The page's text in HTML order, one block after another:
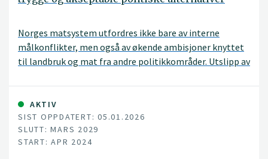
Norges matsystem utfordres ikke bare av interne
målkonflikter, men også av økende ambisjoner knyttet
til landbruk og mat fra andre politikkområder. Utslipp av
og biologisk mangfold må stanses, og nye
kostholdsanbefalinger forventes å flytte kostholdet
mot mindre kjøttforbruk og -produksjon.
AKTIV
SIST OPPDATERT: 05.01.2026
SLUTT: MARS 2029
START: APR 2024